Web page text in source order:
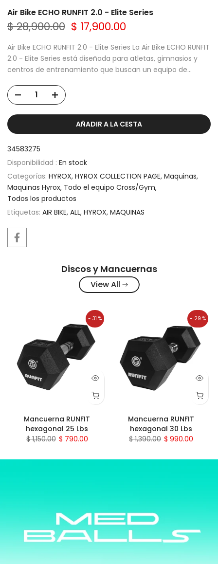
Air Bike ECHO RUNFIT 2.0 - Elite Series
$ 28,900.00 $ 17,900.00
Air Bike ECHO RUNFIT 2.0 - Elite Series La Air Bike ECHO RUNFIT
2.0 - Elite Series está diseñada para atletas, gimnasios y
centros de entrenamiento que buscan un equipo de...
AÑADIR A LA CESTA
34583275
Disponibilidad : En stock
Categorías: HYROX HYROX COLLECTION PAGE Maquinas
Maquinas Hyrox Todo el equipo Cross/Gym
Todos los productos
Etiquetas: AIR BIKE ALL HYROX MAQUINAS
Discos y Mancuernas
View All
- 17 %
Mancuerna RUNFIT
hexagonal 35 Lbs
$ 1,550.00 $ 1,290.00
- 24 %
Mancuerna RUNFIT
hexagonal 40 Lbs
$ 1,840.00 $ 1,390.00